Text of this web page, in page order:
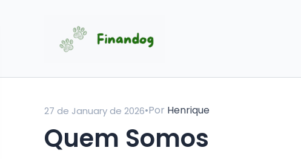
27 de January de 2026•Por Henrique
Quem Somos